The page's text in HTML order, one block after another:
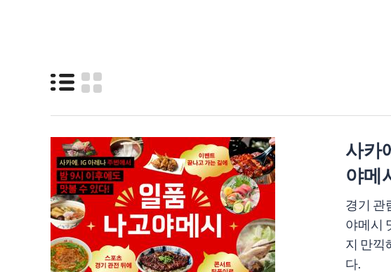
사카
야메
경기 관
야메시
지 만끽
다.